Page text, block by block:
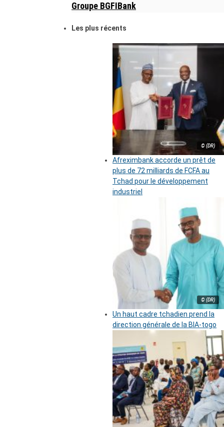
Groupe BGFIBank
Les plus récents
© (DR)
Afreximbank accorde un prêt de
plus de 72 milliards de FCFA au
Tchad pour le développement
industriel
© (DR)
Un haut cadre tchadien prend la
direction générale de la BIA-togo